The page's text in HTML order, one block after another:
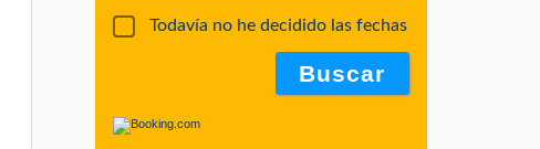
Todavía no he decidido las fechas